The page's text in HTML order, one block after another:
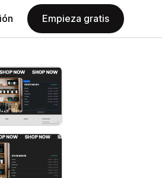
Empieza gratis